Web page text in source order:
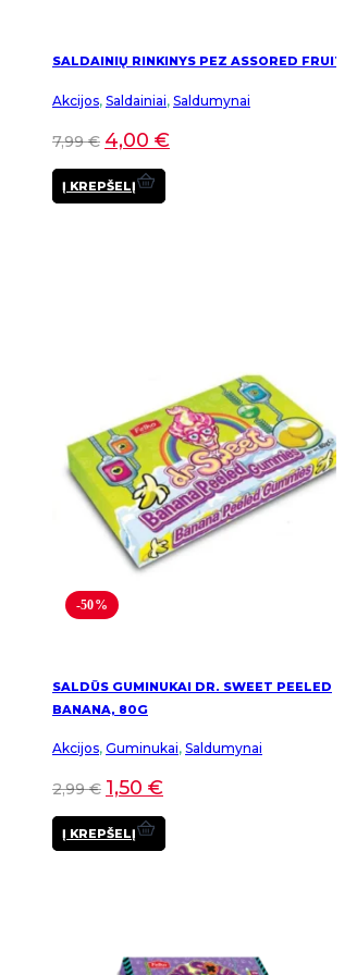
SALDAINIŲ RINKINYS PEZ ASSORED FRUIT
Akcijos, Saldainiai, Saldumynai
7,99€ 4,00 €
Į KREPŠELĮ
-50%
SALDŪS GUMINUKAI DR. SWEET PEELED
BANANA, 80G
Akcijos, Guminukai, Saldumynai
2,99€ 1,50 €
Į KREPŠELĮ